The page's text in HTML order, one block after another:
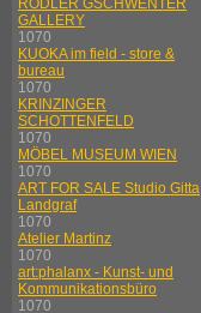
RODLER GSCHWENTER
GALLERY
1070
KUOKA im field - store &
bureau
1070
KRINZINGER
SCHOTTENFELD
1070
MÖBEL MUSEUM WIEN
1070
ART FOR SALE Studio Gitta
Landgraf
1070
Atelier Martinz
1070
art:phalanx - Kunst- und
Kommunikationsbüro
1070